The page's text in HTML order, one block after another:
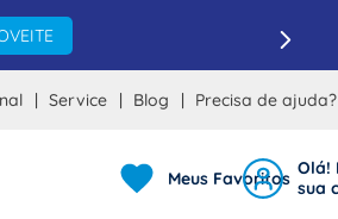
Service Blog Precisa de ajuda?
Meus Favoritos